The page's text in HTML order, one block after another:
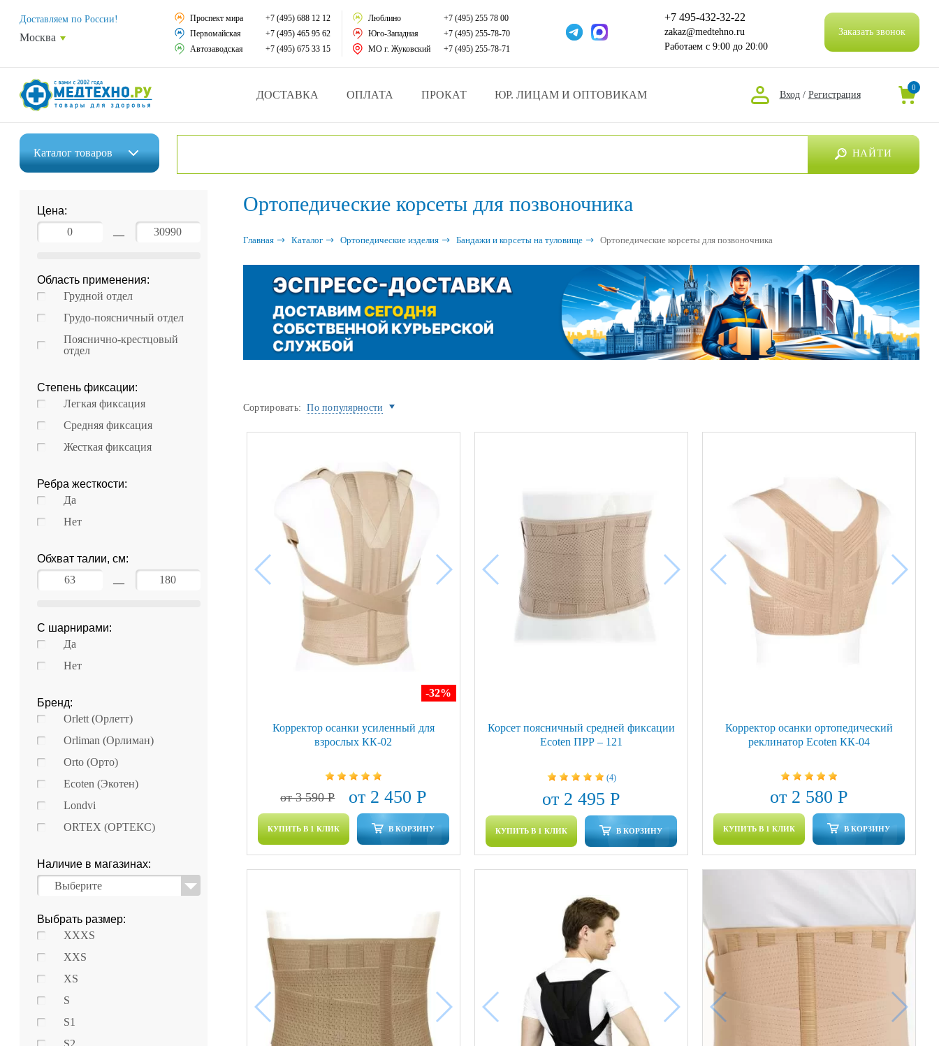
Средства реабилитации
Средства по уходу за больными
Домашняя медтехника
Товары для красоты и здоровья
Уникальные и полезные товары
Распродажа
Прокат инвалидной техники
Доставляем по России!
Москва
Проспект мира
+7 (495) 688 12 12
Первомайская
+7 (495) 465 95 62
Автозаводская
+7 (495) 675 33 15
Люблино
+7 (495) 255 78 00
Юго-Западная
+7 (495) 255-78-70
МО г. Жуковский
+7 (495) 255-78-71
+7 495-432-32-22
zakaz@medtehno.ru
Работаем с 9:00 до 20:00
Заказать звонок
ДОСТАВКА ОПЛАТА ПРОКАТ ЮР. ЛИЦАМ И ОПТОВИКАМ Вход / Регистрация
0
Каталогтоваров
Средства реабилитации
Ортопедические изделия
Ортопедические матрасы и подушки
Домашняя медтехника
Товары для красоты и здоровья
Распродажа
Уценка
Прокат инвалидной техники
НАЙТИ
Цена:
—
Область применения:
Грудной отдел
Грудо-поясничный отдел
Пояснично-крестцовый
отдел
Степень фиксации:
Легкая фиксация
Средняя фиксация
Жесткая фиксация
Ребра жесткости:
Да
Нет
Обхват талии, см:
—
С шарнирами:
Да
Нет
Бренд:
Orlett (Орлетт)
Orliman (Орлиман)
Orto (Орто)
Ecoten (Экотен)
Londvi
ORTEX (ОРТЕКС)
Наличие в магазинах:
Выберите
Выбрать размер:
XXXS
XXS
XS
S
S1
S2
Ортопедические корсеты для позвоночника
Главная Каталог Ортопедические изделия Бандажи и корсеты на туловище Ортопедические корсеты для позвоночника
Сортировать: По популярности
-32%
Корректор осанки усиленный для
взрослых КК-02
от 3 590 Р от 2 450 Р
КУПИТЬ В 1 КЛИК В КОРЗИНУ
Корсет поясничный средней фиксации
Ecoten ПРР – 121
(4)
от 2 495 Р
КУПИТЬ В 1 КЛИК В КОРЗИНУ
Корректор осанки ортопедический
реклинатор Ecoten КК-04
от 2 580 Р
КУПИТЬ В 1 КЛИК В КОРЗИНУ